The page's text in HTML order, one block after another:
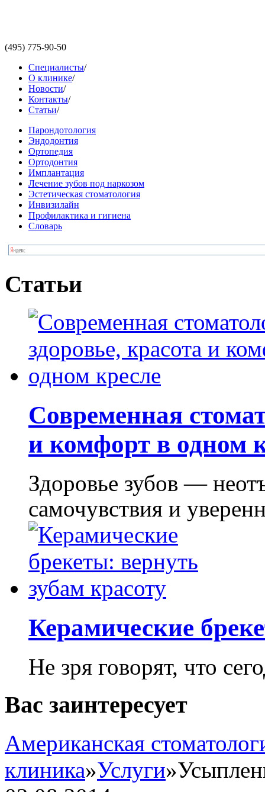
(495) 775-90-50
Специалисты/
О клинике/
Новости/
Контакты/
Статьи/
Парондотология
Эндодонтия
Ортопедия
Ортодонтия
Имплантация
Лечение зубов под наркозом
Эстетическая стоматология
Инвизилайн
Профилактика и гигиена
Словарь
Статьи
Современная
и комфорт в одном
Здоровье зубов —
самочувствия и
Керамические
Не зря говорят, что
Вас заинтересует
Американская
клиника»Услуги»